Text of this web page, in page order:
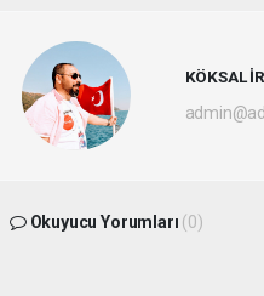
KÖKSAL
Okuyucu Yorumları (0)